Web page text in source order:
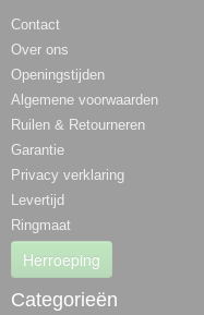
Contact
Over ons
Openingstijden
Algemene voorwaarden
Ruilen & Retourneren
Garantie
Privacy verklaring
Levertijd
Ringmaat
Herroeping
Categorieën